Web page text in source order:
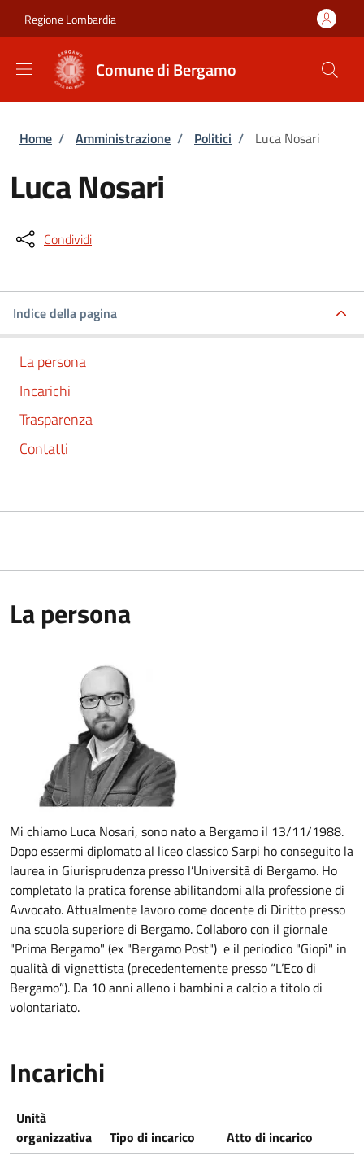
Regione Lombardia
Comune di Bergamo
Briciole di pane
Home / Amministrazione / Politici / Luca Nosari
Luca Nosari
Condividi
Indice della pagina
La persona
Incarichi
Trasparenza
Contatti
La persona
Mi chiamo Luca Nosari, sono nato a Bergamo il 13/11/1988.
Dopo essermi diplomato al liceo classico Sarpi ho conseguito la
laurea in Giurisprudenza presso l’Università di Bergamo. Ho
completato la pratica forense abilitandomi alla professione di
Avvocato. Attualmente lavoro come docente di Diritto presso
una scuola superiore di Bergamo. Collaboro con il giornale
"Prima Bergamo" (ex "Bergamo Post") e il periodico "Giopì" in
qualità di vignettista (precedentemente presso “L’Eco di
Bergamo”). Da 10 anni alleno i bambini a calcio a titolo di
volontariato.
Incarichi
Unità
organizzativa
Tipo di incarico
Atto di incarico